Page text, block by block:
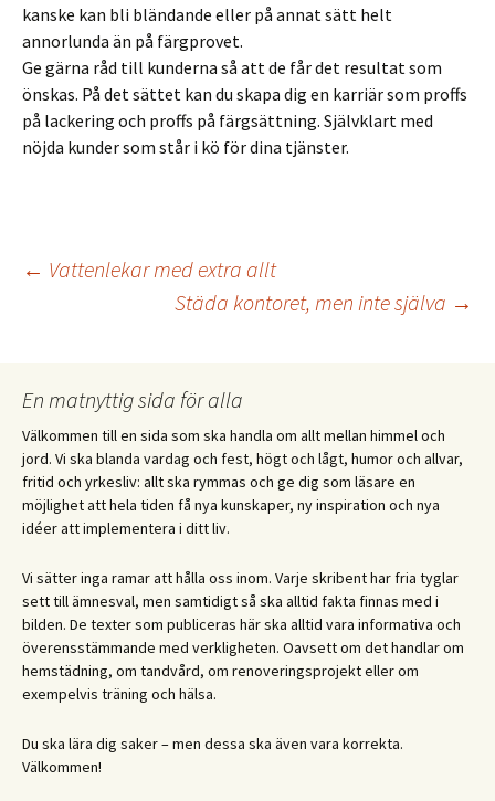
kanske kan bli bländande eller på annat sätt helt
annorlunda än på färgprovet.
Ge gärna råd till kunderna så att de får det resultat som
önskas. På det sättet kan du skapa dig en karriär som proffs
på lackering och proffs på färgsättning. Självklart med
nöjda kunder som står i kö för dina tjänster.
Inläggsnavigering
← Vattenlekar med extra allt
Städa kontoret, men inte själva →
En matnyttig sida för alla
Välkommen till en sida som ska handla om allt mellan himmel och
jord. Vi ska blanda vardag och fest, högt och lågt, humor och allvar,
fritid och yrkesliv: allt ska rymmas och ge dig som läsare en
möjlighet att hela tiden få nya kunskaper, ny inspiration och nya
idéer att implementera i ditt liv.
Vi sätter inga ramar att hålla oss inom. Varje skribent har fria tyglar
sett till ämnesval, men samtidigt så ska alltid fakta finnas med i
bilden. De texter som publiceras här ska alltid vara informativa och
överensstämmande med verkligheten. Oavsett om det handlar om
hemstädning, om tandvård, om renoveringsprojekt eller om
exempelvis träning och hälsa.
Du ska lära dig saker – men dessa ska även vara korrekta.
Välkommen!